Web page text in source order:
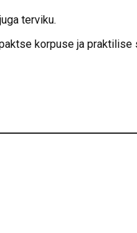
terviku.
korpuse ja praktilise